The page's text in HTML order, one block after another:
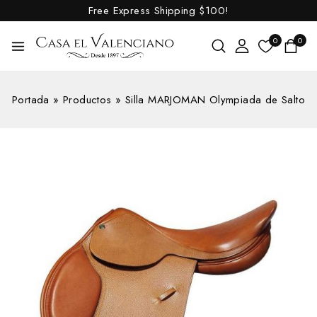
Free Express Shipping $100!
0 0
Portada » Productos » Silla MARJOMAN Olympiada de Salto